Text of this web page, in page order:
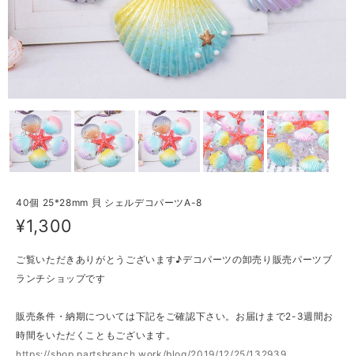
40個 25*28mm 貝 シェルデコパーツA-8
¥1,300
ご覧いただきありがとうございます♪デコパーツの卸売り販売パーツブ
ランチショップです
販売条件・納期については下記をご確認下さい。お届けまで2-3週間お
時間をいただくこともございます。